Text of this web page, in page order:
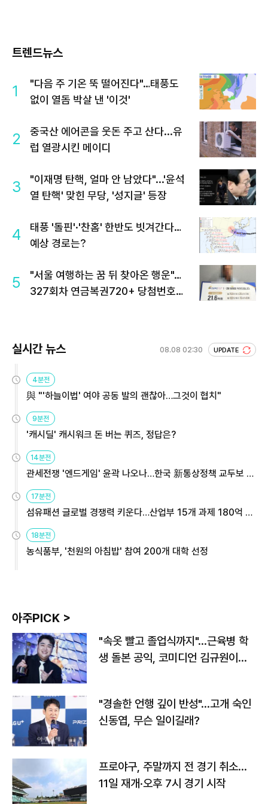
트렌드뉴스
1
"다음 주 기온 뚝 떨어진다"…태풍도
없이 열돔 박살 낸 '이것'
2
중국산 에어콘을 웃돈 주고 산다...유
럽 열광시킨 메이디
3
"이재명 탄핵, 얼마 안 남았다"...'윤석
열 탄핵' 맞힌 무당, '성지글' 등장
4
태풍 '돌핀'·'찬홈' 한반도 빗겨간다…
예상 경로는?
5
"서울 여행하는 꿈 뒤 찾아온 행운"…
327회차 연금복권720+ 당첨번호조
실시간 뉴스 08.08 02:30 UPDATE
4분전
與 "'하늘이법' 여야 공동 발의 괜찮아…그것이 협치"
9분전
'캐시딜' 캐시워크 돈 버는 퀴즈, 정답은?
14분전
관세전쟁 '엔드게임' 윤곽 나오나…한국 新통상정책 교두보 활
17분전
섬유패션 글로벌 경쟁력 키운다…산업부 15개 과제 180억 지
18분전
농식품부, '천원의 아침밥' 참여 200개 대학 선정
아주PICK >
"속옷 빨고 졸업식까지"…근육병 학
생 돌본 공익, 코미디언 김규원이었
"경솔한 언행 깊이 반성"…고개 숙인
신동엽, 무슨 일이길래?
프로야구, 주말까지 전 경기 취소…
11일 재개·오후 7시 경기 시작